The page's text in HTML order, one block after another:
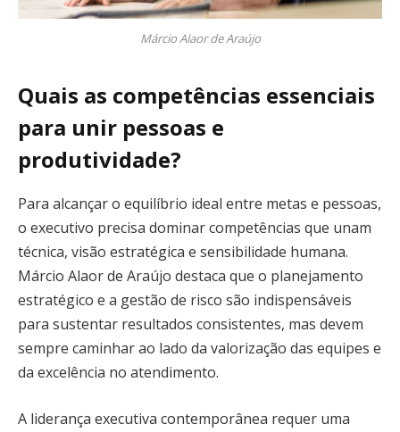
Márcio Alaor de Araújo
Quais as competências essenciais
para unir pessoas e
produtividade?
Para alcançar o equilíbrio ideal entre metas e pessoas,
o executivo precisa dominar competências que unam
técnica, visão estratégica e sensibilidade humana.
Márcio Alaor de Araújo destaca que o planejamento
estratégico e a gestão de risco são indispensáveis
para sustentar resultados consistentes, mas devem
sempre caminhar ao lado da valorização das equipes e
da excelência no atendimento.
A liderança executiva contemporânea requer uma